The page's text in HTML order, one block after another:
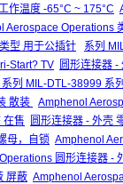
作温度 -65°C ~ 175°C
Aerospace Operations
型 用于公插针
系列
Start? TV 圆形连接器
列 MIL-DTL-38999 系
散装
Amphenol
在售
圆形连接器 - 外壳
母，自锁 Amphenol
圆形连接器 -
屏蔽 Amphenol